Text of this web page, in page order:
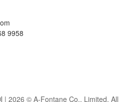
9958
| 2026 © A-Fontane Co., Limited. All